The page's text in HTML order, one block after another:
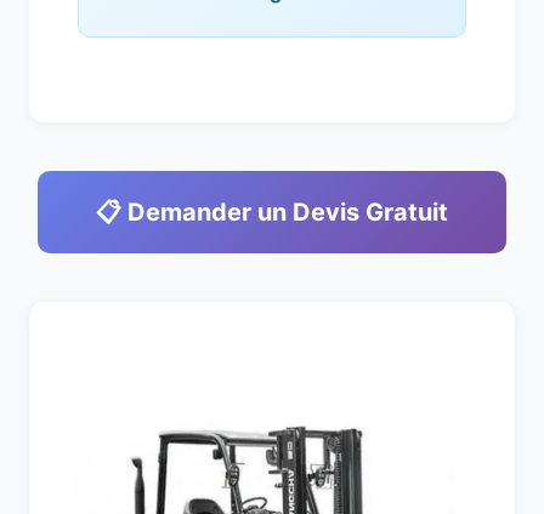
📋 Demander un Devis Gratuit